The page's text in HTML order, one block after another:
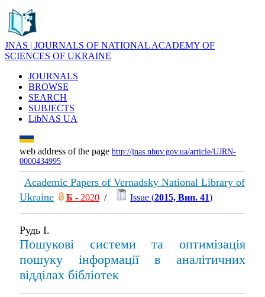
JNAS | JOURNALS OF NATIONAL ACADEMY OF
SCIENCES OF UKRAINE
JOURNALS
BROWSE
SEARCH
SUBJECTS
LibNAS UA
web address of the page http://jnas.nbuv.gov.ua/article/UJRN-
0000434995
Academic Papers of Vernadsky National Library of
Ukraine
Б - 2020 / Issue (2015, Вип. 41)
Рудь І.
Пошукові системи та оптимізація
пошуку інформації в аналітичних
відділах бібліотек